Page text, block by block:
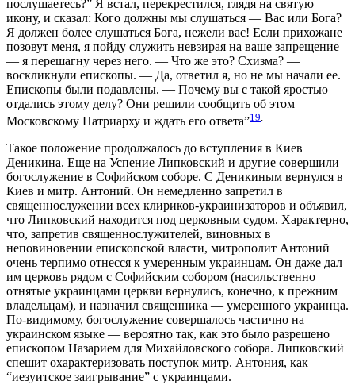
послушаетесь?” Я встал, перекрестился, глядя на святую
икону, и сказал: Кого должны мы слушаться — Вас или Бога?
Я должен более слушаться Бога, нежели вас! Если прихожане
позовут меня, я пойду служить невзирая на ваше запрещение
— я перешагну через него. — Что же это? Схизма? —
воскликнули епископы. — Да, ответил я, но не мы начали ее.
Епископы были подавлены. — Почему вы с такой яростью
отдались этому делу? Они решили сообщить об этом
Московскому Патриарху и ждать его ответа”19
Такое положение продолжалось до вступления в Киев
Деникина. Еще на Успение Липковский и другие совершили
богослужение в Софийском соборе. С Деникиным вернулся в
Киев и митр. Антоний. Он немедленно запретил в
священнослужении всех клириков-украинизаторов и объявил,
что Липковский находится под церковным судом. Характерно,
что, запретив священнослужителей, виновных в
неповиновении епископской власти, митрополит Антоний
очень терпимо отнесся к умеренным украинцам. Он даже дал
им церковь рядом с Софийским собором (насильственно
отнятые украинцами церкви вернулись, конечно, к прежним
владельцам), и назначил священника — умеренного украинца.
По-видимому, богослужение совершалось частично на
украинском языке — вероятно так, как это было разрешено
епископом Назарием для Михайловского собора. Липковский
спешит охарактеризовать поступок митр. Антония, как
“иезуитское заигрывание” с украинцами.